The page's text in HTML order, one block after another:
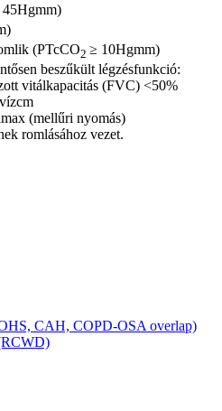
(PTcCO2 ≥ 10Hgmm)
beszűkült légzésfunkció:
vitálkapacitás (FVC) <50%
(mellűri nyomás)
romlásához vezet.
CAH, COPD-OSA overlap)